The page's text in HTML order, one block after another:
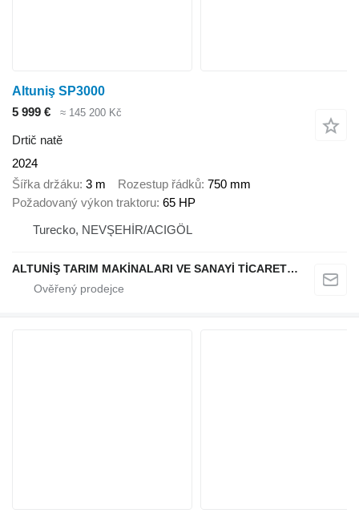
Altuniş SP3000
5 999 €
≈ 145 200 Kč
Drtič natě
2024
Šířka držáku 3 m Rozestup řádků 750 mm
Požadovaný výkon traktoru 65 HP
Turecko, NEVŞEHİR/ACIGÖL
ALTUNİŞ TARIM MAKİNALARI VE SANAYİ TİCARET LİMİTED ŞİRKETİ